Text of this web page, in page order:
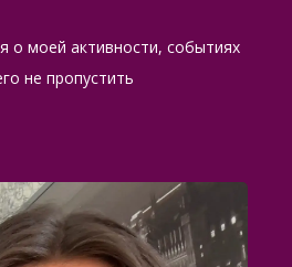
о моей активности, событиях
не пропустить